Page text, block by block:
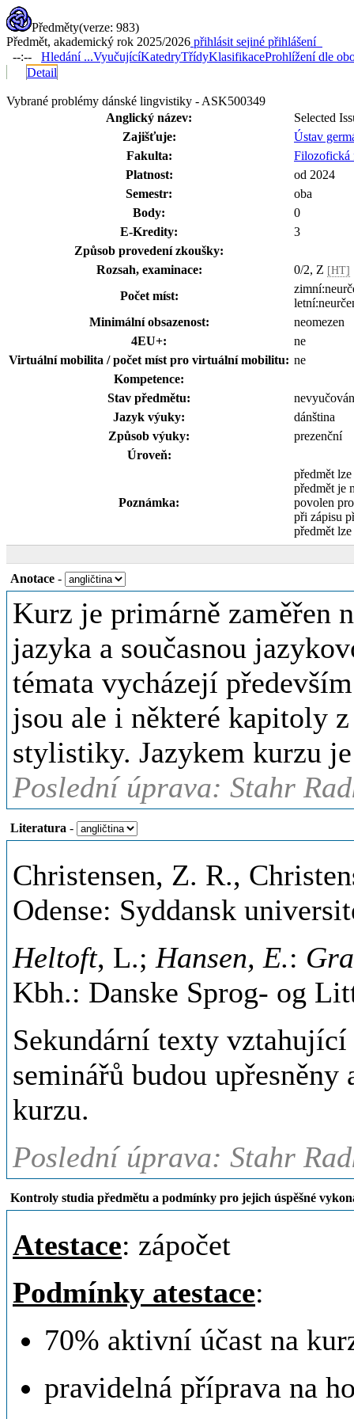
Předměty(verze: 983)
Předmět, akademický rok 2025/2026 přihlásit sejiné přihlášení
--:--
Hledání ...VyučujícíKatedryTřídyKlasifikaceProhlížení dle
Detail
Vybrané problémy dánské lingvistiky - ASK500349
Anglický název:
Selected
Zajišťuje:
Ústav
Fakulta:
Filozofická
Platnost:
od 2024
Semestr:
oba
Body:
0
E-Kredity:
3
Způsob provedení zkoušky:
Rozsah, examinace:
0/2, Z [HT]
Počet míst:
Minimální obsazenost:
neomezen
4EU+:
ne
Virtuální mobilita / počet míst pro virtuální mobilitu: ne
Kompetence:
Stav předmětu:
nevyučován
Jazyk výuky:
dánština
Způsob výuky:
prezenční
Úroveň:
Poznámka:
předmět
předmět je
povolen
při zápisu
předmět
Anotace -
Kurz je primárně zaměřen
jazyka a současnou
témata vycházejí
jsou ale i některé kapitoly
stylistiky. Jazykem kurzu
Poslední úprava: Stahr
Literatura -
Christensen, Z. R.,
Odense: Syddansk
Heltoft, L.; Hansen, E.:
Kbh.: Danske Sprog- og
Sekundární texty
seminářů budou
kurzu.
Poslední úprava: Stahr
Kontroly studia předmětu a podmínky pro jejich úspěšné
Atestace: zápočet
Podmínky atestace:
70% aktivní účast na
pravidelná příprava na